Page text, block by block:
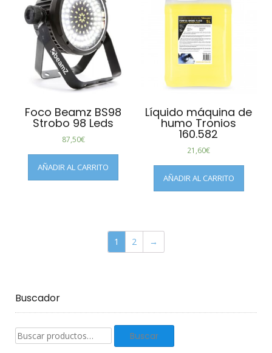
Foco Beamz BS98
Strobo 98 Leds
87,50€
AÑADIR AL CARRITO
Líquido máquina de
humo Tronios
160.582
21,60€
AÑADIR AL CARRITO
1 2 →
Buscador
Buscar
productos:
Buscar